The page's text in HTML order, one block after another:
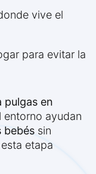
vive el
para evitar la
pulgas en
ayudan
bebés sin
etapa